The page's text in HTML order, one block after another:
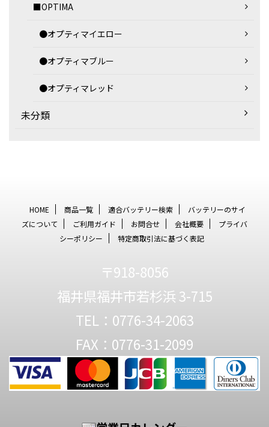
■OPTIMA
●オプティマイエロー
●オプティマブルー
●オプティマレッド
未分類
HOME 商品一覧 適合バッテリー検索
バッテリーのサイ
ズについて
ご利用ガイド お問合せ 会社概要
プライバ
シーポリシー
特定商取引法に基づく表記
〒918-8056
福井県福井市若杉浜 3-715
TEL：0776-34-2063
FAX：0776-31-2099